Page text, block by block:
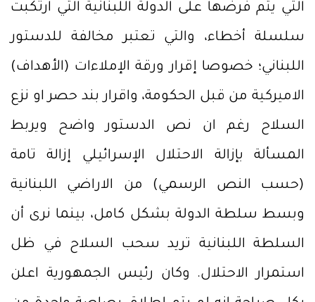
التي يتم فرضها على الدولة اللبنانية التي ارتكبت
سلسلة أخطاء، والتي تعتبر مخالفة للدستور
اللبناني؛ خصوصا إقرار ورقة الإملاءات (الأهداف)
الاميركية من قبل الحكومة، واقرار بند حصر او نزع
السلاح رغم ان نص الدستور واضح ويربط
المسألة بإزالة الاحتلال الإسرائيلي إزالة تامة
(حسب النص الرسمي) من الاراضي اللبنانية
وبسط سلطة الدولة بشكل كامل، بينما نرى أن
السلطة اللبنانية تريد سحب السلاح في ظل
استمرار الاحتلال. وكان رئيس الجمهورية اعلن